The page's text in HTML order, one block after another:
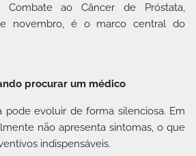
ao Câncer de Próstata,
novembro, é o marco central do
procurar um médico
pode evoluir de forma silenciosa. Em
não apresenta sintomas, o que
indispensáveis.